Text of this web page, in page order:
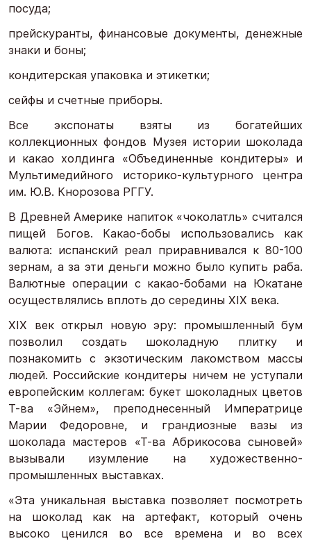
посуда;
прейскуранты, финансовые документы, денежные
знаки и боны;
кондитерская упаковка и этикетки;
сейфы и счетные приборы.
Все экспонаты взяты из богатейших
коллекционных фондов Музея истории шоколада
и какао холдинга «Объединенные кондитеры» и
Мультимедийного историко-культурного центра
им. Ю.В. Кнорозова РГГУ.
В Древней Америке напиток «чоколатль» считался
пищей Богов. Какао-бобы использовались как
валюта: испанский реал приравнивался к 80-100
зернам, а за эти деньги можно было купить раба.
Валютные операции с какао-бобами на Юкатане
осуществлялись вплоть до середины XIX века.
XIX век открыл новую эру: промышленный бум
позволил создать шоколадную плитку и
познакомить с экзотическим лакомством массы
людей. Российские кондитеры ничем не уступали
европейским коллегам: букет шоколадных цветов
Т-ва «Эйнем», преподнесенный Императрице
Марии Федоровне, и грандиозные вазы из
шоколада мастеров «Т-ва Абрикосова сыновей»
вызывали изумление на художественно-
промышленных выставках.
«Эта уникальная выставка позволяет посмотреть
на шоколад как на артефакт, который очень
высоко ценился во все времена и во всех